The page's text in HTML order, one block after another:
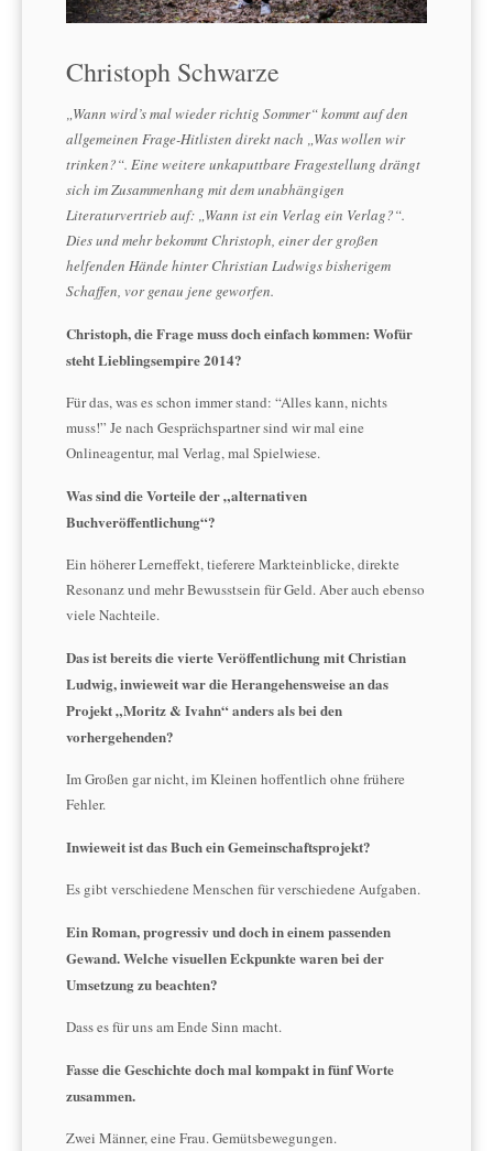
Christoph Schwarze
„Wann wird’s mal wieder richtig Sommer“ kommt auf den
allgemeinen Frage-Hitlisten direkt nach „Was wollen wir
trinken?“. Eine weitere unkaputtbare Fragestellung drängt
sich im Zusammenhang mit dem unabhängigen
Literaturvertrieb auf: „Wann ist ein Verlag ein Verlag?“.
Dies und mehr bekommt Christoph, einer der großen
helfenden Hände hinter Christian Ludwigs bisherigem
Schaffen, vor genau jene geworfen.
Christoph, die Frage muss doch einfach kommen: Wofür
steht Lieblingsempire 2014?
Für das, was es schon immer stand: “Alles kann, nichts
muss!” Je nach Gesprächspartner sind wir mal eine
Onlineagentur, mal Verlag, mal Spielwiese.
Was sind die Vorteile der „alternativen
Buchveröffentlichung“?
Ein höherer Lerneffekt, tieferere Markteinblicke, direkte
Resonanz und mehr Bewusstsein für Geld. Aber auch ebenso
viele Nachteile.
Das ist bereits die vierte Veröffentlichung mit Christian
Ludwig, inwieweit war die Herangehensweise an das
Projekt „Moritz & Ivahn“ anders als bei den
vorhergehenden?
Im Großen gar nicht, im Kleinen hoffentlich ohne frühere
Fehler.
Inwieweit ist das Buch ein Gemeinschaftsprojekt?
Es gibt verschiedene Menschen für verschiedene Aufgaben.
Ein Roman, progressiv und doch in einem passenden
Gewand. Welche visuellen Eckpunkte waren bei der
Umsetzung zu beachten?
Dass es für uns am Ende Sinn macht.
Fasse die Geschichte doch mal kompakt in fünf Worte
zusammen.
Zwei Männer, eine Frau. Gemütsbewegungen.